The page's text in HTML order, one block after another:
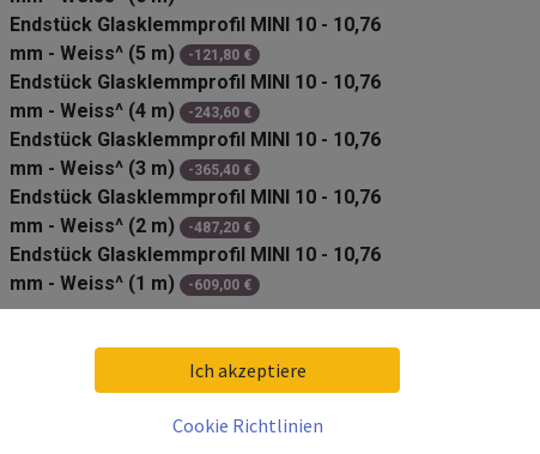
Endstück Glasklemmprofil MINI 10 - 10,76
mm - Weiss^ (5 m)
-121,80 €
Endstück Glasklemmprofil MINI 10 - 10,76
mm - Weiss^ (4 m)
-243,60 €
Endstück Glasklemmprofil MINI 10 - 10,76
mm - Weiss^ (3 m)
-365,40 €
Endstück Glasklemmprofil MINI 10 - 10,76
mm - Weiss^ (2 m)
-487,20 €
Endstück Glasklemmprofil MINI 10 - 10,76
mm - Weiss^ (1 m)
-609,00 €
Ich akzeptiere
Cookie Richtlinien